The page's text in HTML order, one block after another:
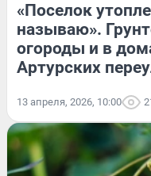
«Поселок
называю».
огороды и в
Артурских
13 апреля, 2026, 10:00